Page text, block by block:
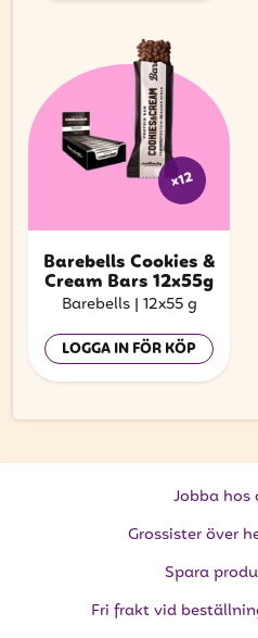
x12
Barebells Cookies &
Cream Bars 12x55g
Barebells | 12x55 g
LOGGA IN FÖR KÖP
Jobba hos
Grossister över
Spara
Fri frakt vid